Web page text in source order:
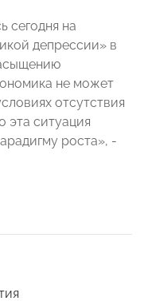
сегодня на
депрессии» в
не может
отсутствия
эта ситуация
роста», -